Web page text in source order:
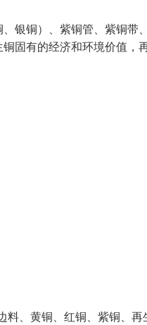
银铜）、紫铜管、紫铜带
固有的经济和环境价值，
料、黄铜、红铜、紫铜、再